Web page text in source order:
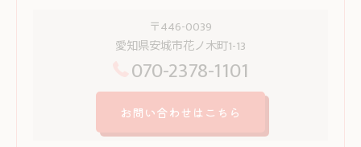
〒446-0039
愛知県安城市花ノ木町1-13
070-2378-1101
お問い合わせはこちら